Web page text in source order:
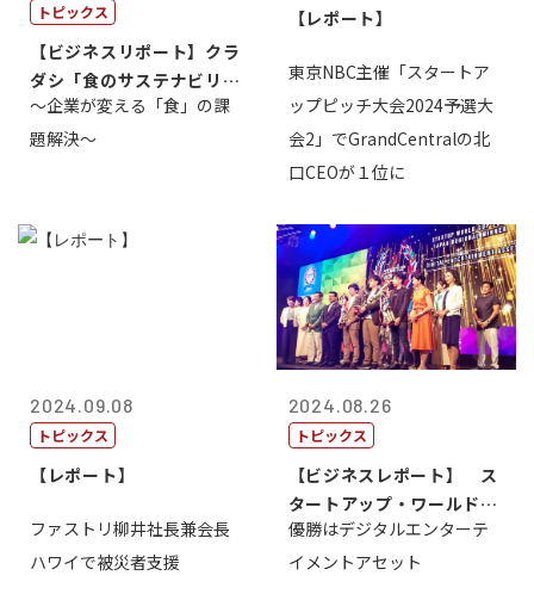
トピックス
【ビジネスリポート】クラ
ダシ「食のサステナビリテ
ィ共創・協働...
～企業が変える「食」の課
題解決～
【レポート】
東京NBC主催「スタートア
ップピッチ大会2024予選大
会2」でGrandCentralの北
口CEOが１位に
2024.09.08
トピックス
【レポート】
ファストリ柳井社長兼会長
ハワイで被災者支援
2024.08.26
トピックス
【ビジネスレポート】 ス
タートアップ・ワールドカ
ップ2024...
優勝はデジタルエンターテ
イメントアセット